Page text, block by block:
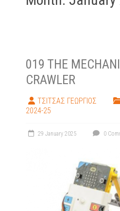
019 THE
CRAWLER
ΤΣΙΤΣΑΣ ΓΕΩΡΓΙΟΣ
2024-25
29 January 2025 0